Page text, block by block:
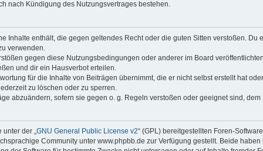
nach Kündigung des Nutzungsvertrages bestehen.
Inhalte enthält, die gegen geltendes Recht oder die guten Sitten verstoßen.
verwenden.
gegen diese Nutzungsbedingungen oder anderer im Board
und dir ein Hausverbot erteilen.
für die Inhalte von Beiträgen übernimmt, die er nicht selbst erstellt hat
zu löschen oder zu sperren.
abzuändern, sofern sie gegen o. g. Regeln verstoßen oder geeignet sind,
unter der „GNU General Public License v2“ (GPL) bereitgestellten Foren-
Community unter www.phpbb.de zur Verfügung gestellt. Beide